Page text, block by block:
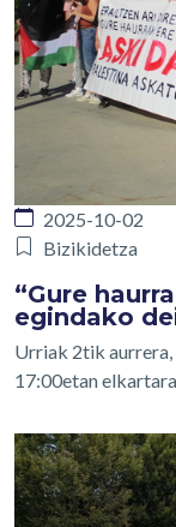
2025-10-02
Bizikidetza
“Gure
egindako
Urriak 2tik
17:00etan